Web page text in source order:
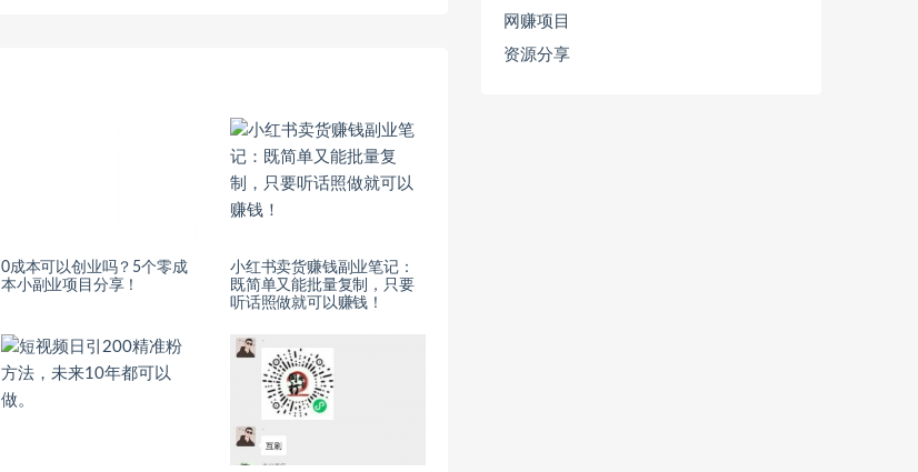
0成本可以创业吗？5个零成
本小副业项目分享！
小红书卖货赚钱副业笔记：
既简单又能批量复制，只要
听话照做就可以赚钱！
网赚项目
资源分享